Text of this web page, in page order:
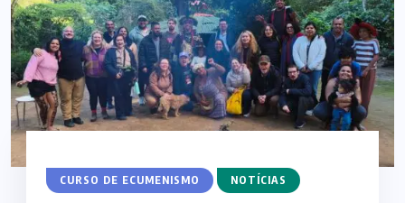
CURSO DE ECUMENISMO NOTÍCIAS